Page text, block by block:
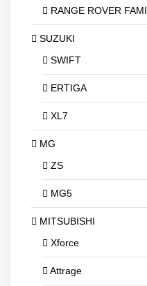
RANGE ROVER
SUZUKI
SWIFT
ERTIGA
XL7
MG
ZS
MG5
MITSUBISHI
Xforce
Attrage